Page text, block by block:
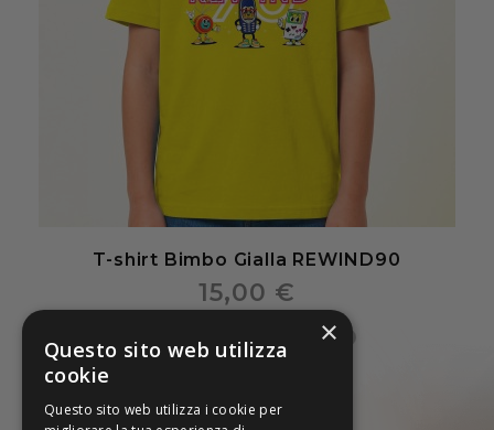
T-shirt Bimbo Gialla REWIND90
15,00 €
×
Questo sito web utilizza
cookie
Questo sito web utilizza i cookie per